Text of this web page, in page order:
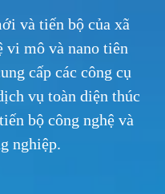
và tiến bộ của xã
vi mô và nano tiên
cấp các công cụ
vụ toàn diện thúc
bộ công nghệ và
nghiệp.